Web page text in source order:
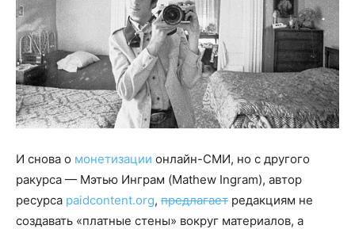
И снова о монетизации онлайн-СМИ, но с другого
ракурса — Мэтью Инграм (Mathew Ingram), автор
ресурса paidcontent.org, предлагает редакциям не
создавать «платные стены» вокруг материалов, а